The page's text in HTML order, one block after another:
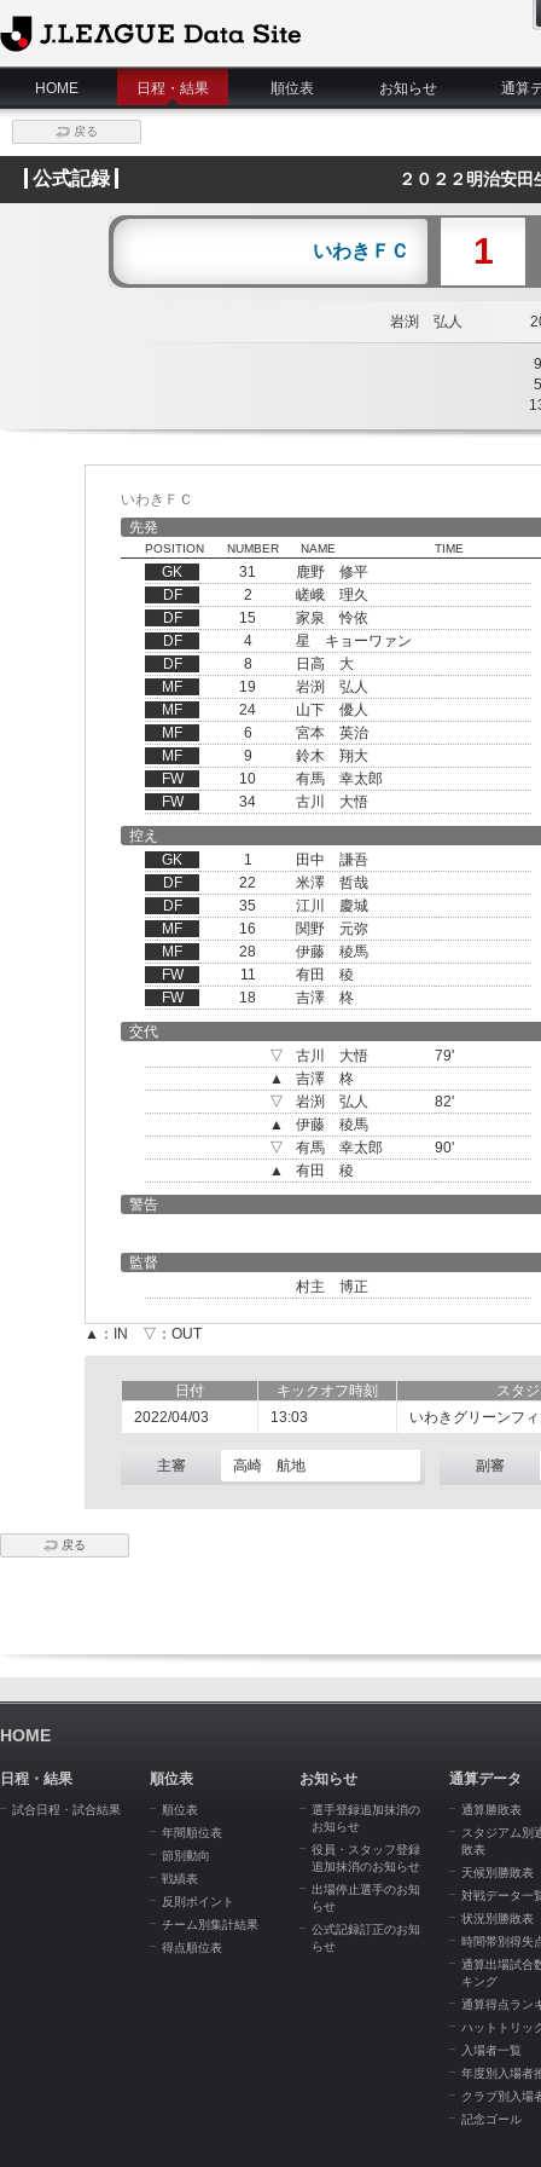
J.League Data Site
HOME
日程・結果 順位表 お知らせ 通算
戻る
公式記録 ２０２２明治安
いわきＦＣ 1
岩渕 弘人
9
5
いわきＦＣ
先発
POSITION NUMBER NAME TIME
GK 31
鹿野 修平
DF
2
嵯峨 理久
DF
15
家泉 怜依
DF
4
星 キョーワァン
DF
8
日高 大
MF
19
岩渕 弘人
MF
24
山下 優人
MF
6
宮本 英治
MF
9
鈴木 翔大
FW
10
有馬 幸太郎
FW
34
古川 大悟
控え
GK
1
田中 謙吾
DF
22
米澤 哲哉
DF
35
江川 慶城
MF
16
関野 元弥
MF
28
伊藤 稜馬
FW
11
有田 稜
FW
18
吉澤 柊
交代
▽
古川 大悟
79'
▲
吉澤 柊
▽
岩渕 弘人
82'
▲
伊藤 稜馬
▽
有馬 幸太郎
90'
▲
有田 稜
警告
監督
村主 博正
▲：IN ▽：OUT
日付 キックオフ時刻
スタ
2022/04/03
13:03 いわきグリーンフ
主審 高崎 航地 副審
戻る
HOME
日程・結果
試合日程・試合結果
順位表
順位表
年間順位表
節別動向
戦績表
反則ポイント
チーム別集計結果
得点順位表
お知らせ
選手登録追加抹消の
お知らせ
役員・スタッフ登録
追加抹消のお知らせ
出場停止選手のお知
らせ
公式記録訂正のお知
らせ
通算データ
通算勝敗表
スタジアム別
敗表
天候別勝敗表
対戦データ一
状況別勝敗表
時間帯別得失
通算出場試合
キング
通算得点ラン
ハットトリッ
入場者一覧
年度別入場者
クラブ別入場
記念ゴール